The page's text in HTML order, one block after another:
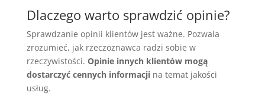
Dlaczego warto sprawdzić opinie?
Sprawdzanie opinii klientów jest ważne. Pozwala
zrozumieć, jak rzeczoznawca radzi sobie w
rzeczywistości. Opinie innych klientów mogą
dostarczyć cennych informacjina temat jakości
usług.